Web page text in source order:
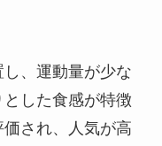
、運動量が少な
した食感が特徴
され、人気が高